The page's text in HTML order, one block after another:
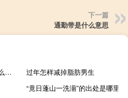
下一篇
通勤带是什么意思
房屋办理过户的应该要什么材料
过年怎样减掉脂肪男生
“竟日蓬山一洗湔”的出处是哪里